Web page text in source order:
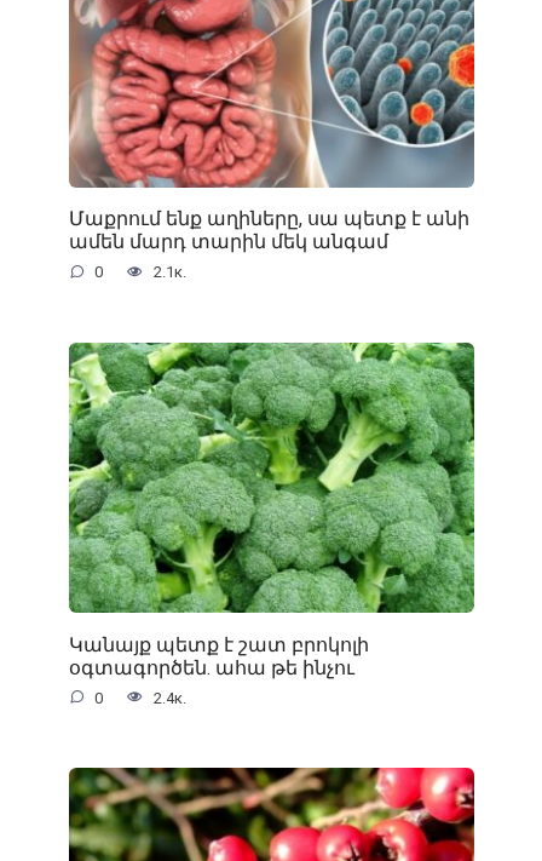
Մաքրում ենք աղիները, սա պետք է անի
ամեն մարդ տարին մեկ անգամ
0 2.1к.
Կանայք պետք է շատ բրոկոլի
օգտագործեն. ահա թե ինչու
0 2.4к.